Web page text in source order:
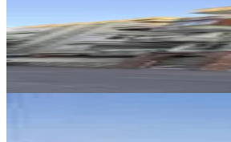
Haliliye,
4+1·250 m²·2.
4.350.000 ₺
Hayat